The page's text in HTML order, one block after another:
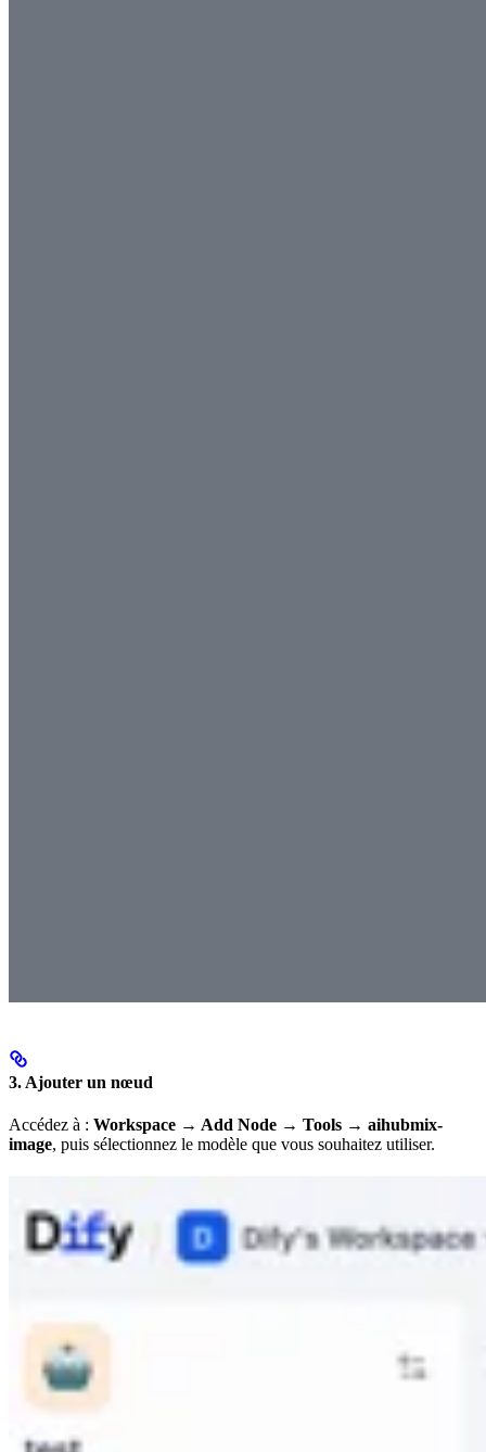
3. Ajouter un nœud
Accédez à : Workspace → Add Node → Tools → aihubmix-
image, puis sélectionnez le modèle que vous souhaitez utiliser.